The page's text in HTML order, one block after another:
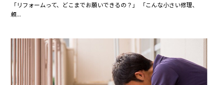
「リフォームって、どこまでお願いできるの？」 「こんな小さい修理、
頼...